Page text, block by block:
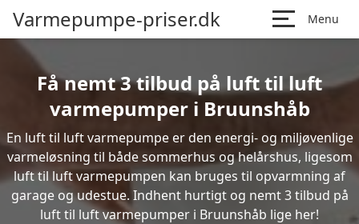
Varmepumpe-priser.dk Menu
Få nemt 3 tilbud på luft til luft
varmepumper i Bruunshåb
En luft til luft varmepumpe er den energi- og miljøvenlige
varmeløsning til både sommerhus og helårshus, ligesom
luft til luft varmepumpen kan bruges til opvarmning af
garage og udestue. Indhent hurtigt og nemt 3 tilbud på
luft til luft varmepumper i Bruunshåb lige her!